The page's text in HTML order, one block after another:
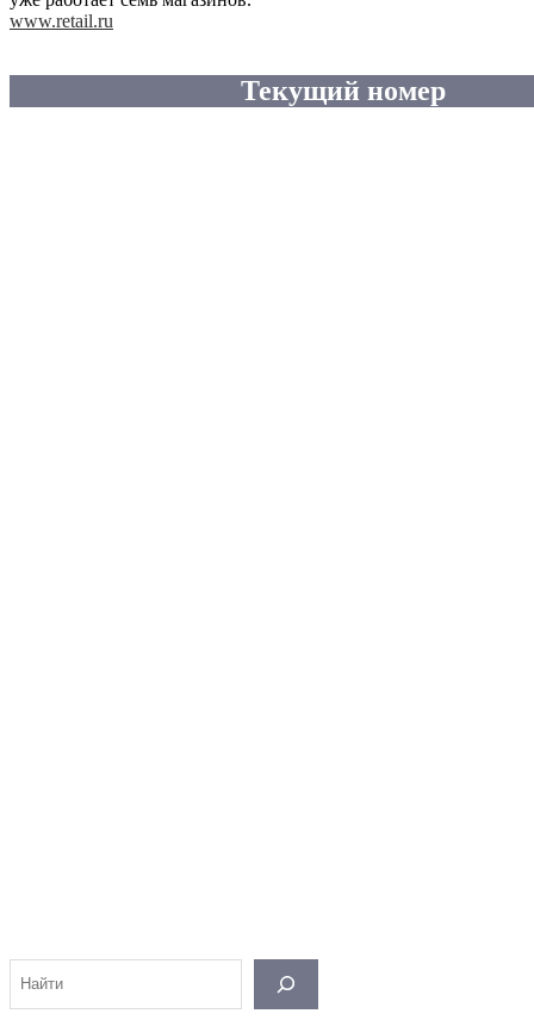
www.retail.ru
Текущий номер